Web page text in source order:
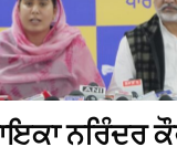
ਨਰਿੰਦਰ